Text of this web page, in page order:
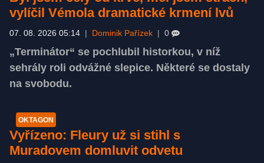
vylíčil Vémola dramatické krmení lvů
07. 08. 2026 05:14 | Dominik Pařízek | 0
„Terminátor“ se pochlubil historkou, v níž
sehrály roli odvážné slepice. Některé se dostaly
na svobodu.
OKTAGON
Vyřízeno: Fleury už si stihl s
Muradovem domluvit odvetu